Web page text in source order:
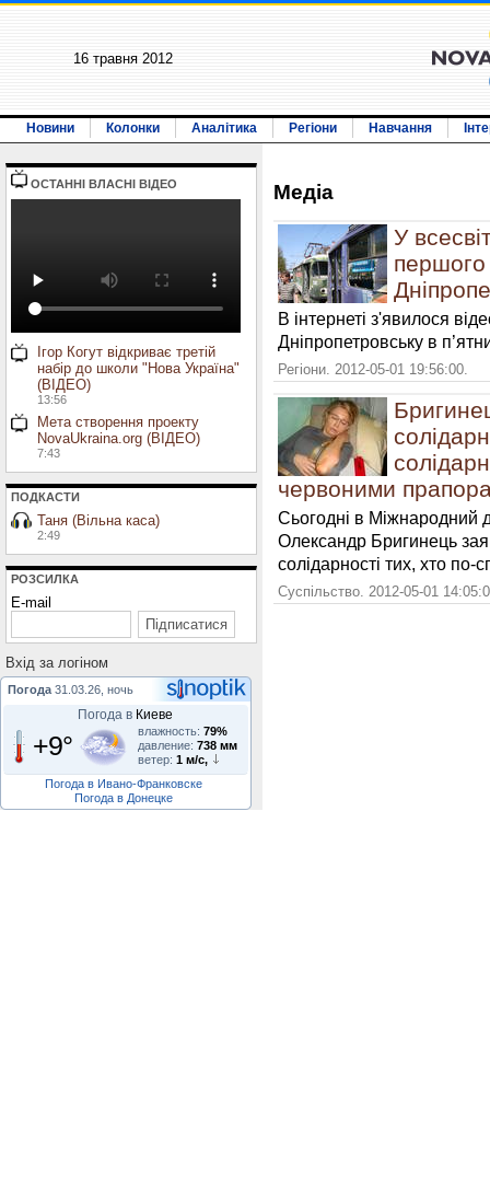
16 травня 2012
Новини Колонки Аналітика Регіони Навчання
ОСТАННI ВЛАСНI ВIДЕО
Ігор Когут відкриває третій
набір до школи "Нова Україна"
(ВІДЕО)
13:56
Мета створення проекту
NovaUkraina.org (ВІДЕО)
7:43
ПОДКАСТИ
Таня (Вільна каса)
2:49
РОЗСИЛКА
E-mail
Вхiд за логiном
Погода 31.03.26, ночь
Погода в Киеве
+9° влажность: 79%
давление: 738 мм
ветер: 1 м/с,
Погода в Ивано-Франковске
Погода в Донецке
Медiа
У
першого
В інтернеті з'явилося
Дніпропетровську в
Регіони. 2012-05-01 19:56:00.
червоними
Сьогодні в Міжнародний
Олександр Бригинець
солідарності тих, хто
Суспільство. 2012-05-01